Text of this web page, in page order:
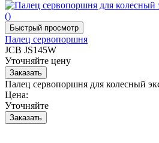
Палец сервопоршня
JCB JS145W
Уточняйте цену
Палец сервопоршня для колесный
Цена:
Уточняйте